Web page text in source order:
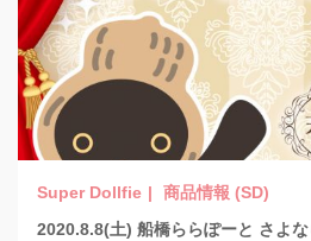
商品情報 (SD)
2020.8.8(土) 船橋ららぽーと さよ